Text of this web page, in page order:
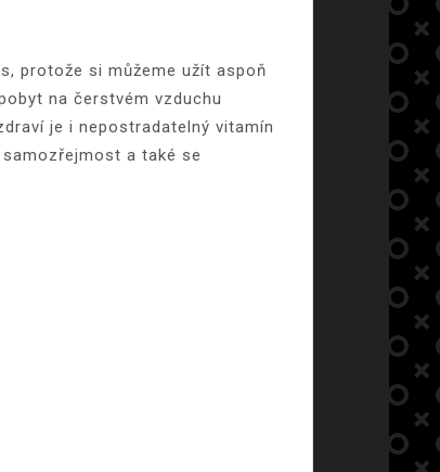
protože si můžeme užít aspoň
pobyt na čerstvém vzduchu
je i nepostradatelný vitamín
a také se